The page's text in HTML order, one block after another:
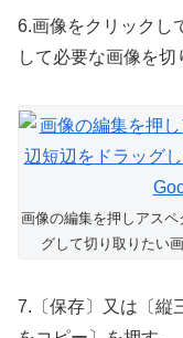
6.画像をクリックし
して必要な画像を切
画像の編集を押しアス
グして切り取りたい
7.〔保存〕又は〔縦